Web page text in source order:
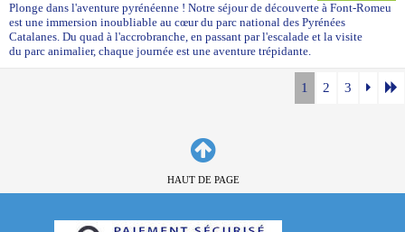
Plonge dans l'aventure pyrénéenne ! Notre séjour de découverte à Font-Romeu
est une immersion inoubliable au cœur du parc national des Pyrénées
Catalanes. Du quad à l'accrobranche, en passant par l'escalade et la visite
du parc animalier, chaque journée est une aventure trépidante.
1 2 3
HAUT DE PAGE